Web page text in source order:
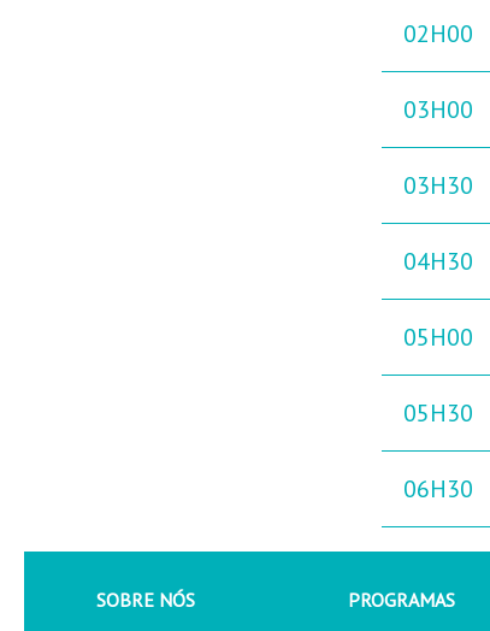
02H00
03H00
03H30
04H30
05H00
05H30
06H30
SOBRE NÓS PROGRAMAS